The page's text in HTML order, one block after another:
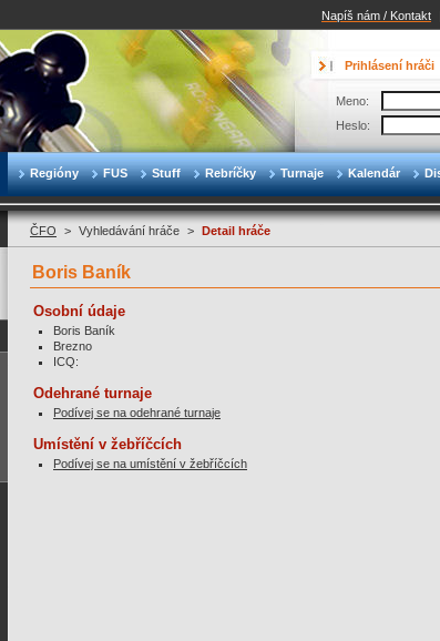
Napíš nám / Kontakt
Regióny FUS Stuff Rebríčky Turnaje Kalendár
Prihlásení hráči
Meno:
Heslo:
ČFO > Vyhledávání hráče > Detail hráče
Boris Baník
Osobní údaje
Boris Baník
Brezno
ICQ:
Odehrané turnaje
Podívej se na odehrané turnaje
Umístění v žebříčcích
Podívej se na umístění v žebříčcích